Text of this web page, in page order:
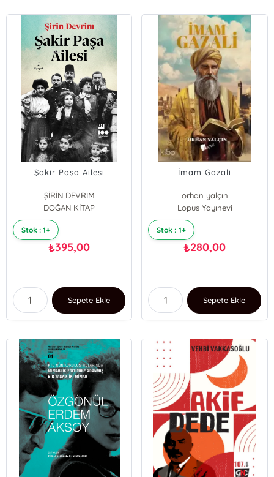
Şakir Paşa Ailesi
ŞİRİN DEVRİM
DOĞAN KİTAP
Stok : 1+
₺395,00
Sepete Ekle
İmam Gazali
orhan yalçın
Lopus Yayınevi
Stok : 1+
₺280,00
Sepete Ekle